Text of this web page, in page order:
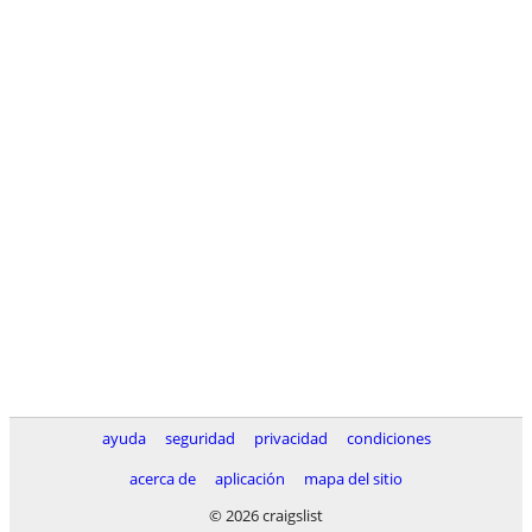
ayuda seguridad privacidad
condiciones
acerca de
aplicación
mapa del sitio
© 2026 craigslist